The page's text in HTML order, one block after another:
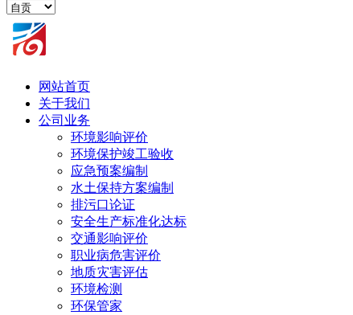
网站首页
关于我们
公司业务
环境影响评价
环境保护竣工验收
应急预案编制
水土保持方案编制
排污口论证
安全生产标准化达标
交通影响评价
职业病危害评价
地质灾害评估
环境检测
环保管家